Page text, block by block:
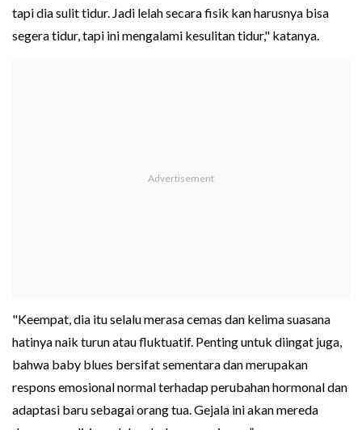
tapi dia sulit tidur. Jadi lelah secara fisik kan harusnya bisa
segera tidur, tapi ini mengalami kesulitan tidur," katanya.
"Keempat, dia itu selalu merasa cemas dan kelima suasana
hatinya naik turun atau fluktuatif. Penting untuk diingat juga,
bahwa baby blues bersifat sementara dan merupakan
respons emosional normal terhadap perubahan hormonal dan
adaptasi baru sebagai orang tua. Gejala ini akan mereda